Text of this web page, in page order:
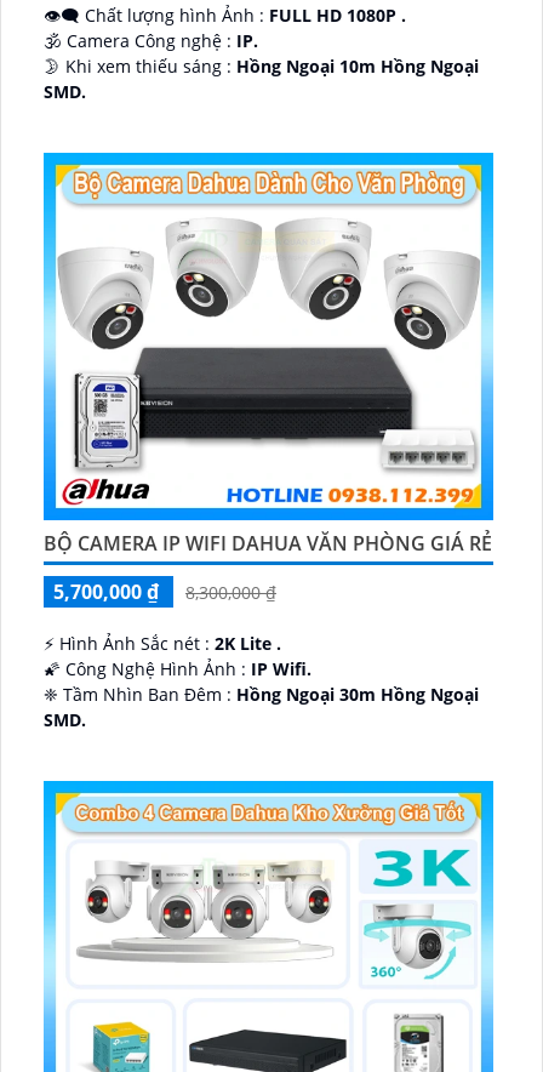
👁️‍🗨 Chất lượng hình Ảnh : FULL HD 1080P .
🕉️ Camera Công nghệ : IP.
🌛 Khi xem thiếu sáng : Hồng Ngoại 10m Hồng Ngoại
SMD.
BỘ CAMERA IP WIFI DAHUA VĂN PHÒNG GIÁ RẺ
5,700,000 ₫
8,300,000 ₫
️⚡ Hình Ảnh Sắc nét : 2K Lite .
🌠 Công Nghệ Hình Ảnh : IP Wifi.
❈ Tầm Nhìn Ban Đêm : Hồng Ngoại 30m Hồng Ngoại
SMD.